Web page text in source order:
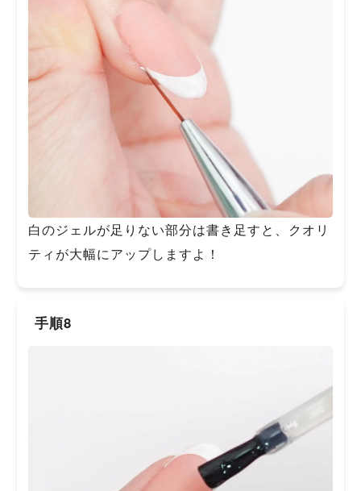
白のジェルが足りない部分は書き足すと、クオリ
ティが大幅にアップしますよ！
手順8